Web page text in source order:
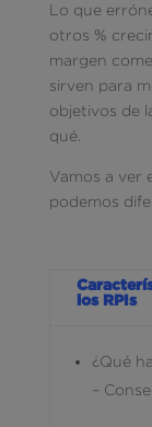
Lo que
otros %
margen
sirven para
objetivos de
qué.
Vamos a ver
podemos
los RPIs
¿Qué
–